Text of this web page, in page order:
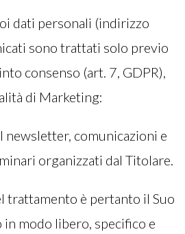
dati personali (indirizzo
sono trattati solo previo
consenso (art. 7, GDPR),
di Marketing:
newsletter, comunicazioni e
organizzati dal Titolare.
trattamento è pertanto il Suo
in modo libero, specifico e